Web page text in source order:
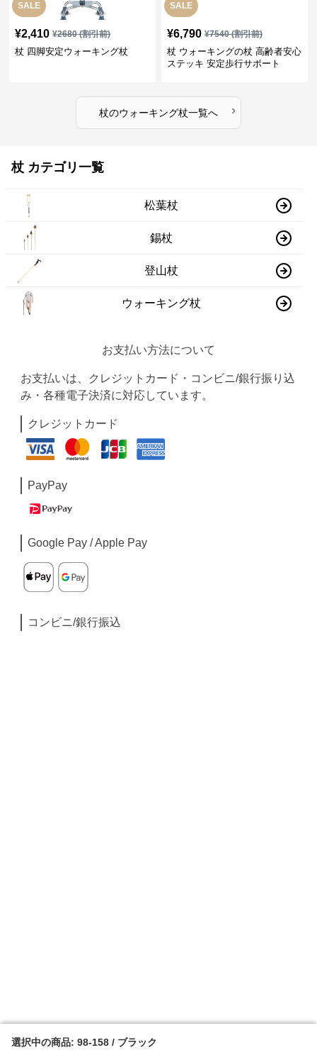
選択中の商品: 98-158 / ブラック
選択中の商品: 98-158 / ブラック
SALE
¥2,410 ¥2680(割引前)
杖 四脚安定ウォーキング杖
SALE
¥6,790 ¥7540(割引前)
杖 ウォーキングの杖 高齢者安心
ステッキ 安定歩行サポート
杖のウォーキング杖一覧へ ›
杖 カテゴリ一覧
松葉杖
錫杖
登山杖
ウォーキング杖
お支払い方法について
お支払いは、クレジットカード・コンビニ/銀行振り込
み・各種電子決済に対応しています。
クレジットカード
PayPay
Google Pay / Apple Pay
コンビニ/銀行振込